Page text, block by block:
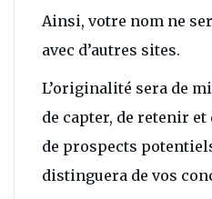
Ainsi, votre nom ne
avec d’autres sites.
L’originalité sera de
de capter, de retenir
de prospects
distinguera de vos